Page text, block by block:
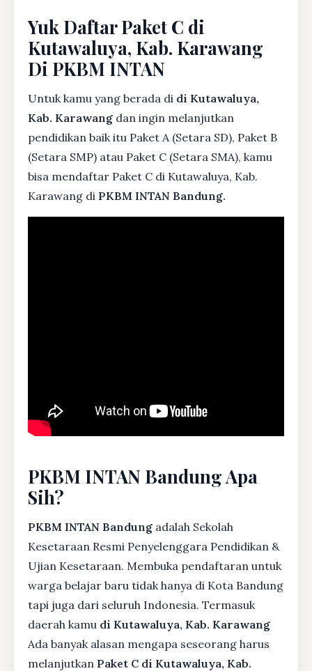
Yuk Daftar Paket C di
Kutawaluya, Kab. Karawang
Di PKBM INTAN
Untuk kamu yang berada di di Kutawaluya,
Kab. Karawang dan ingin melanjutkan
pendidikan baik itu Paket A (Setara SD), Paket B
(Setara SMP) atau Paket C (Setara SMA), kamu
bisa mendaftar Paket C di Kutawaluya, Kab.
Karawang di PKBM INTAN Bandung.
PKBM INTAN Bandung Apa
Sih?
PKBM INTAN Bandung adalah Sekolah
Kesetaraan Resmi Penyelenggara Pendidikan &
Ujian Kesetaraan. Membuka pendaftaran untuk
warga belajar baru tidak hanya di Kota Bandung
tapi juga dari seluruh Indonesia. Termasuk
daerah kamu di Kutawaluya, Kab. Karawang
Ada banyak alasan mengapa seseorang harus
melanjutkan Paket C di Kutawaluya, Kab.